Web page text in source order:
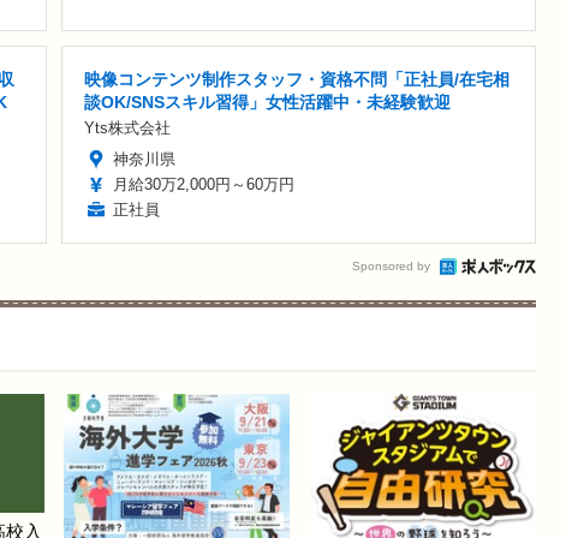
映像コンテンツ制作スタッフ・資格不問「正社員/在宅相
談OK/SNSスキル習得」女性活躍中・未経験歓迎
Yts株式会社
神奈川県
月給30万2,000円～60万円
正社員
Sponsored by
入